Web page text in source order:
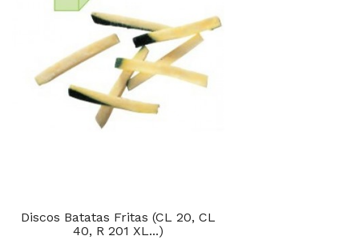
Discos Batatas Fritas (CL 20, CL
40, R 201 XL...)